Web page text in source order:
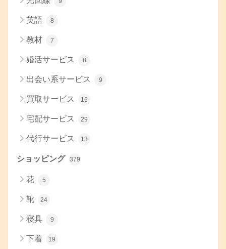
英語 8
教材 7
婚活サービス 8
出会い系サービス 9
買取サービス 16
宅配サービス 29
代行サービス 13
ショッピング 379
花 5
靴 24
寝具 9
下着 19